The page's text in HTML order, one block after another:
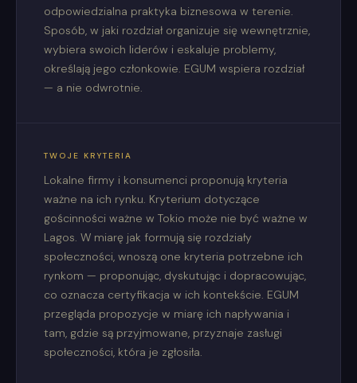
odpowiedzialna praktyka biznesowa w terenie.
Sposób, w jaki rozdział organizuje się wewnętrznie,
wybiera swoich liderów i eskaluje problemy,
określają jego członkowie. EGUM wspiera rozdział
— a nie odwrotnie.
TWOJE KRYTERIA
Lokalne firmy i konsumenci proponują kryteria
ważne na ich rynku. Kryterium dotyczące
gościnności ważne w Tokio może nie być ważne w
Lagos. W miarę jak formują się rozdziały
społeczności, wnoszą one kryteria potrzebne ich
rynkom — proponując, dyskutując i dopracowując,
co oznacza certyfikacja w ich kontekście. EGUM
przegląda propozycje w miarę ich napływania i
tam, gdzie są przyjmowane, przyznaje zasługi
społeczności, która je zgłosiła.